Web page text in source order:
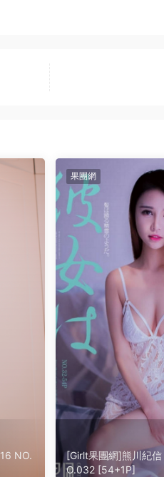
NO.
果團網
[Girlt果團網]熊川紀
O.032 [54+1P]